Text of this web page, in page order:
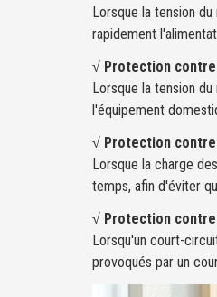
Lorsque la tension
rapidement
√ Protection
Lorsque la tension
l'équipement
√ Protection
Lorsque la charge
temps, afin d'éviter
√ Protection
Lorsqu'un court-
provoqués par un